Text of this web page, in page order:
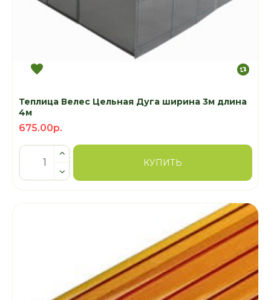
Теплица Велес Цельная Дуга ширина 3м длина
4м
675.00р.
КУПИТЬ